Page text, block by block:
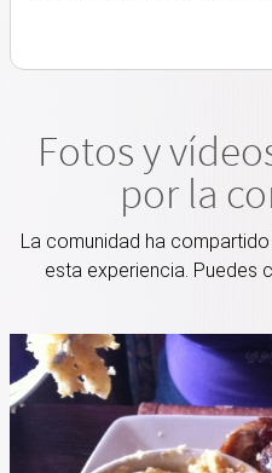
Fotos y
por la
La comunidad ha
esta experiencia. Puedes